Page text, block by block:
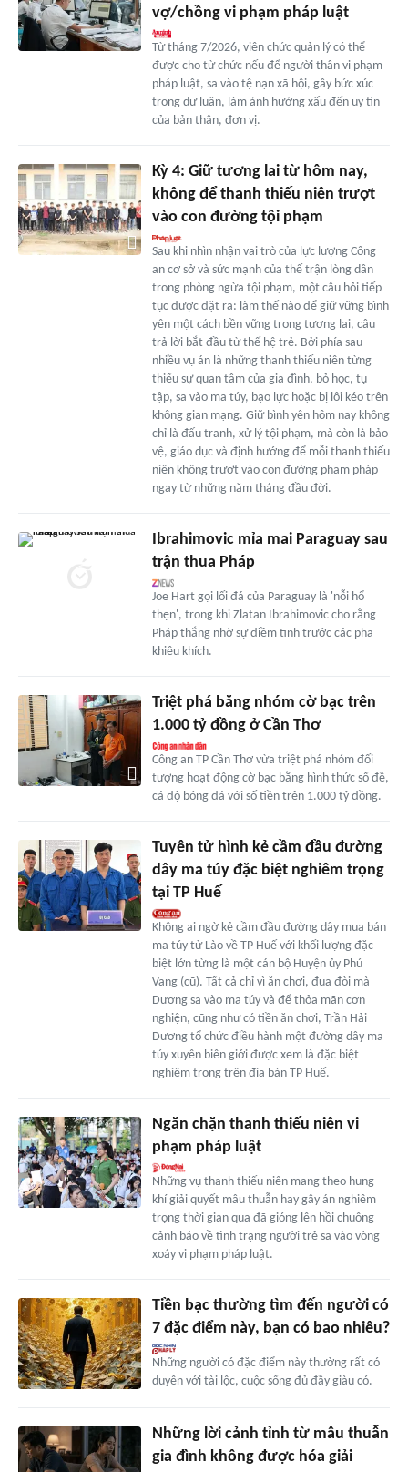
vợ/chồng vi phạm pháp luật
Từ tháng 7/2026, viên chức quản lý có thể
được cho từ chức nếu để người thân vi phạm
pháp luật, sa vào tệ nạn xã hội, gây bức xúc
trong dư luận, làm ảnh hưởng xấu đến uy tín
của bản thân, đơn vị.
Kỳ 4: Giữ tương lai từ hôm nay,
không để thanh thiếu niên trượt
vào con đường tội phạm
Sau khi nhìn nhận vai trò của lực lượng Công
an cơ sở và sức mạnh của thế trận lòng dân
trong phòng ngừa tội phạm, một câu hỏi tiếp
tục được đặt ra: làm thế nào để giữ vững bình
yên một cách bền vững trong tương lai, câu
trả lời bắt đầu từ thế hệ trẻ. Bởi phía sau
nhiều vụ án là những thanh thiếu niên từng
thiếu sự quan tâm của gia đình, bỏ học, tụ
tập, sa vào ma túy, bạo lực hoặc bị lôi kéo trên
không gian mạng. Giữ bình yên hôm nay không
chỉ là đấu tranh, xử lý tội phạm, mà còn là bảo
vệ, giáo dục và định hướng để mỗi thanh thiếu
niên không trượt vào con đường phạm pháp
ngay từ những năm tháng đầu đời.
Ibrahimovic mỉa mai Paraguay sau
trận thua Pháp
Joe Hart gọi lối đá của Paraguay là 'nỗi hổ
thẹn', trong khi Zlatan Ibrahimovic cho rằng
Pháp thắng nhờ sự điềm tĩnh trước các pha
khiêu khích.
Triệt phá băng nhóm cờ bạc trên
1.000 tỷ đồng ở Cần Thơ
Công an TP Cần Thơ vừa triệt phá nhóm đối
tượng hoạt động cờ bạc bằng hình thức số đề,
cá độ bóng đá với số tiền trên 1.000 tỷ đồng.
Tuyên tử hình kẻ cầm đầu đường
dây ma túy đặc biệt nghiêm trọng
tại TP Huế
Không ai ngờ kẻ cầm đầu đường dây mua bán
ma túy từ Lào về TP Huế với khối lượng đặc
biệt lớn từng là một cán bộ Huyện ủy Phú
Vang (cũ). Tất cả chỉ vì ăn chơi, đua đòi mà
Dương sa vào ma túy và để thỏa mãn cơn
nghiện, cũng như có tiền ăn chơi, Trần Hải
Dương tổ chức điều hành một đường dây ma
túy xuyên biên giới được xem là đặc biệt
nghiêm trọng trên địa bàn TP Huế.
Ngăn chặn thanh thiếu niên vi
phạm pháp luật
Những vụ thanh thiếu niên mang theo hung
khí giải quyết mâu thuẫn hay gây án nghiêm
trọng thời gian qua đã gióng lên hồi chuông
cảnh báo về tình trạng người trẻ sa vào vòng
xoáy vi phạm pháp luật.
Tiền bạc thường tìm đến người có
7 đặc điểm này, bạn có bao nhiêu?
Những người có đặc điểm này thường rất có
duyên với tài lộc, cuộc sống đủ đầy giàu có.
Những lời cảnh tỉnh từ mâu thuẫn
gia đình không được hóa giải